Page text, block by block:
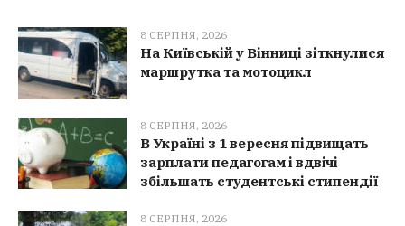
8 СЕРПНЯ, 2026
На Київській у Вінниці зіткнулися
маршрутка та мотоцикл
8 СЕРПНЯ, 2026
В Україні з 1 вересня підвищать
зарплати педагогам і вдвічі
збільшать студентські стипендії
8 СЕРПНЯ, 2026